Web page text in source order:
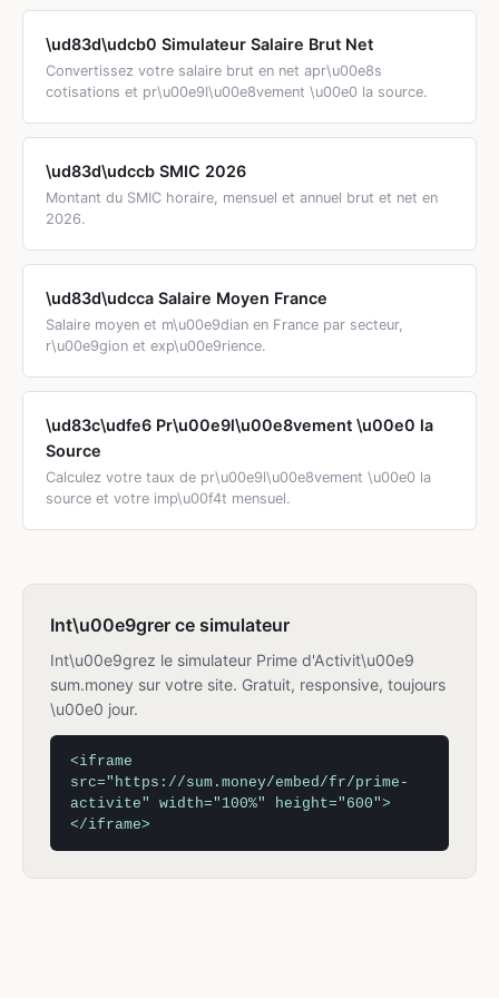
continuer \u00e0 percevoir la prime. Le versement
intervient le 5 de chaque mois.
\ud83d\udcb0 Simulateur Salaire Brut Net
Convertissez votre salaire brut en net apr\u00e8s
cotisations et pr\u00e9l\u00e8vement \u00e0 la source.
\ud83d\udccb SMIC 2026
Montant du SMIC horaire, mensuel et annuel brut et net en
2026.
\ud83d\udcca Salaire Moyen France
Salaire moyen et m\u00e9dian en France par secteur,
r\u00e9gion et exp\u00e9rience.
\ud83c\udfe6 Pr\u00e9l\u00e8vement \u00e0 la
Source
Calculez votre taux de pr\u00e9l\u00e8vement \u00e0 la
source et votre imp\u00f4t mensuel.
Int\u00e9grer ce simulateur
Int\u00e9grez le simulateur Prime d'Activit\u00e9
sum.money sur votre site. Gratuit, responsive, toujours
\u00e0 jour.
<iframe
src="https://sum.money/embed/fr/prime-
activite" width="100%" height="600">
</iframe>